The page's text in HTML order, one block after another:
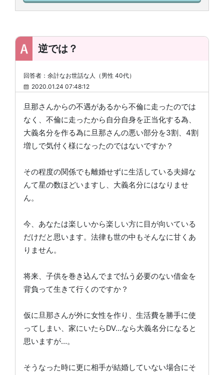
逆では？
回答者：余計なお世話な人（男性 40代）
2020.01.24 07:48:12
旦那さんからの不遇があるから不倫に走ったのでは
なく、不倫に走ったから自分自身を正当化する為、
大義名分を作る為に旦那さんの悪い部分を3割、4割
増しで気付く様になったのではないですか？
その程度の関係でも離婚せずに生活している夫婦な
んて星の数ほどいますし、大義名分にはなりませ
ん。
今、あなたは楽しいから楽しい方に目が向いている
だけだと思います。法律も世の中もそんなに甘くあ
りません。
将来、子供を巻き込んでまで払う必要のない借金を
背負って生きて行くのですか？
仮に旦那さんが外に女性を作り、生活費を勝手に使
ってしまい、家にいたらDV…なら大義名分になると
思いますが…。
そうなった時に更に相手が結婚していない場合にそ